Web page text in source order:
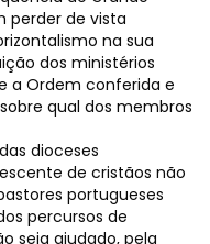
perder de vista
na sua
dos ministérios
a Ordem conferida e
qual dos membros
dioceses
de cristãos não
portugueses
percursos de
seja ajudado, pela